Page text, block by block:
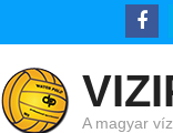
A magyar